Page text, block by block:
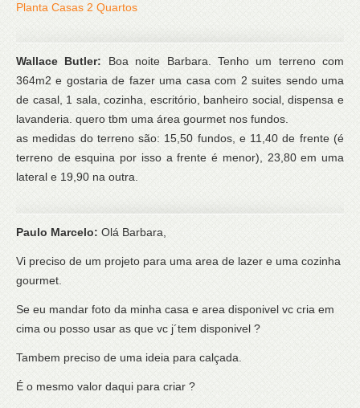
Planta Casas 2 Quartos
Wallace Butler: Boa noite Barbara. Tenho um terreno com
364m2 e gostaria de fazer uma casa com 2 suites sendo uma
de casal, 1 sala, cozinha, escritório, banheiro social, dispensa e
lavanderia. quero tbm uma área gourmet nos fundos.
as medidas do terreno são: 15,50 fundos, e 11,40 de frente (é
terreno de esquina por isso a frente é menor), 23,80 em uma
lateral e 19,90 na outra.
Paulo Marcelo: Olá Barbara,
Vi preciso de um projeto para uma area de lazer e uma cozinha
gourmet.
Se eu mandar foto da minha casa e area disponivel vc cria em
cima ou posso usar as que vc j´tem disponivel ?
Tambem preciso de uma ideia para calçada.
É o mesmo valor daqui para criar ?